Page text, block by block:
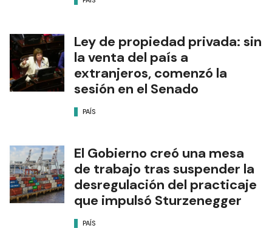
Ley de propiedad privada: sin
la venta del país a
extranjeros, comenzó la
sesión en el Senado
PAÍS
El Gobierno creó una mesa
de trabajo tras suspender la
desregulación del practicaje
que impulsó Sturzenegger
PAÍS